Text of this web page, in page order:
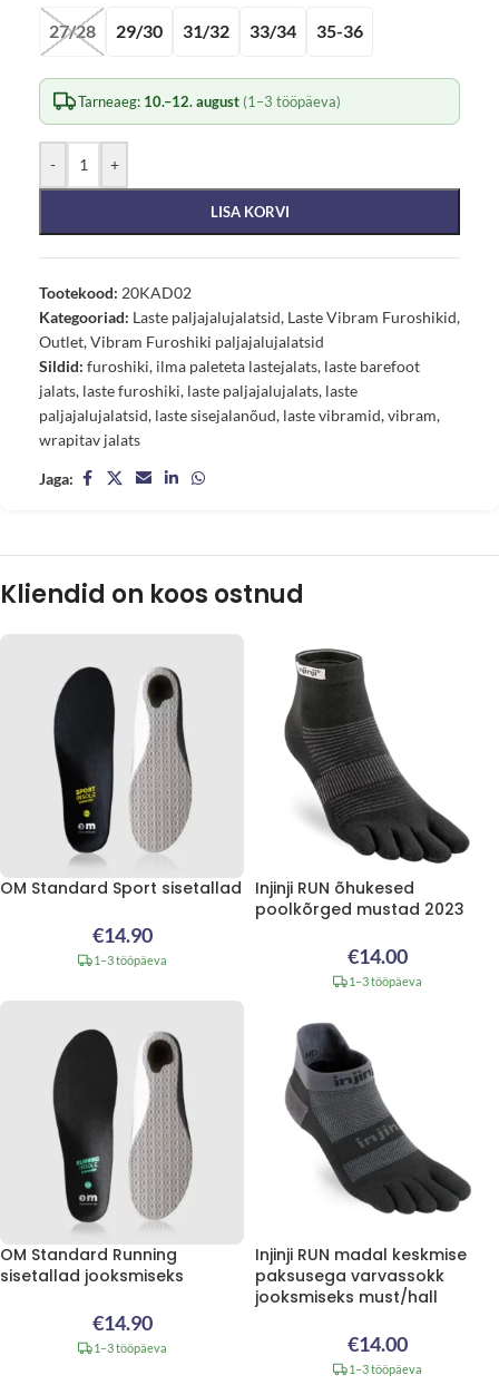
27/28 29/30 31/32 33/34 35-36
Tarneaeg: 10.–12. august (1–3 tööpäeva)
- +
LISA KORVI
Tootekood: 20KAD02
Kategooriad: Laste paljajalujalatsid, Laste Vibram Furoshikid,
Outlet,Vibram Furoshiki paljajalujalatsid
Sildid: furoshiki, ilma paleteta lastejalats, laste barefoot
jalats, laste furoshiki, laste paljajalujalats, laste
paljajalujalatsid, laste sisejalanõud, laste vibramid,vibram,
wrapitav jalats
Jaga:
Kliendid on koos ostnud
OM Standard Sport sisetallad
€14.90
1–3 tööpäeva
Injinji RUN õhukesed
poolkõrged mustad 2023
€14.00
1–3 tööpäeva
OM Standard Running
sisetallad jooksmiseks
€14.90
1–3 tööpäeva
Injinji RUN madal keskmise
paksusega varvassokk
jooksmiseks must/hall
€14.00
1–3 tööpäeva